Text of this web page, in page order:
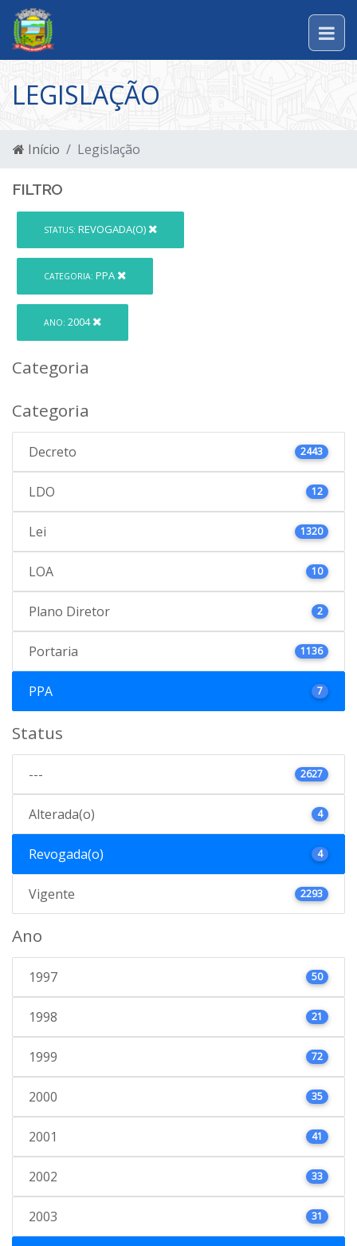
LEGISLAÇÃO
Início Legislação
FILTRO
STATUS: REVOGADA(O)
CATEGORIA: PPA
ANO: 2004
Categoria
Categoria
Decreto 2443
LDO 12
Lei 1320
LOA 10
Plano Diretor 2
Portaria 1136
PPA 7
Status
--- 2627
Alterada(o) 4
Revogada(o) 4
Vigente 2293
Ano
1997 50
1998 21
1999 72
2000 35
2001 41
2002 33
2003 31